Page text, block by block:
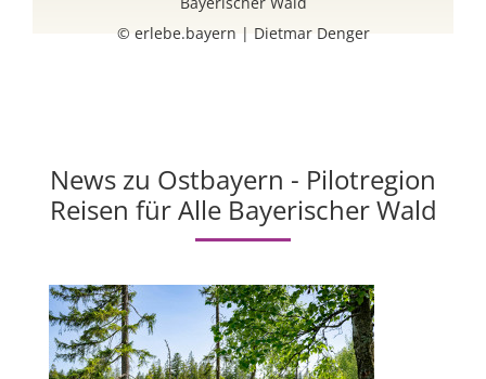
© erlebe.bayern | Dietmar Denger
News zu Ostbayern - Pilotregion
Reisen für Alle Bayerischer Wald